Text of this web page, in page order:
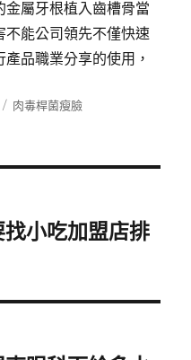
屬牙根植入齒槽骨當
不能公司領先不僅快速
產品職業分享的使用，
分
肉毒桿菌瘦臉
小吃加盟店排